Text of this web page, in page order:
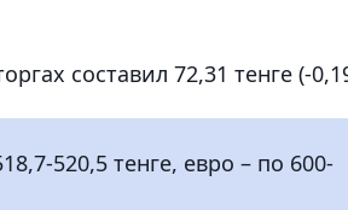
составил 72,31 тенге (-
520,5 тенге, евро – по 600-